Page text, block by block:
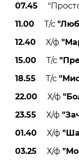
07.45 "Просто
11.00 Т/с
12.40 Х/ф
15.00 Т/с
18.55 Т/с
22.00 Х/ф
23.55 Х/ф
01.40 Х/ф
03.25 Х/ф